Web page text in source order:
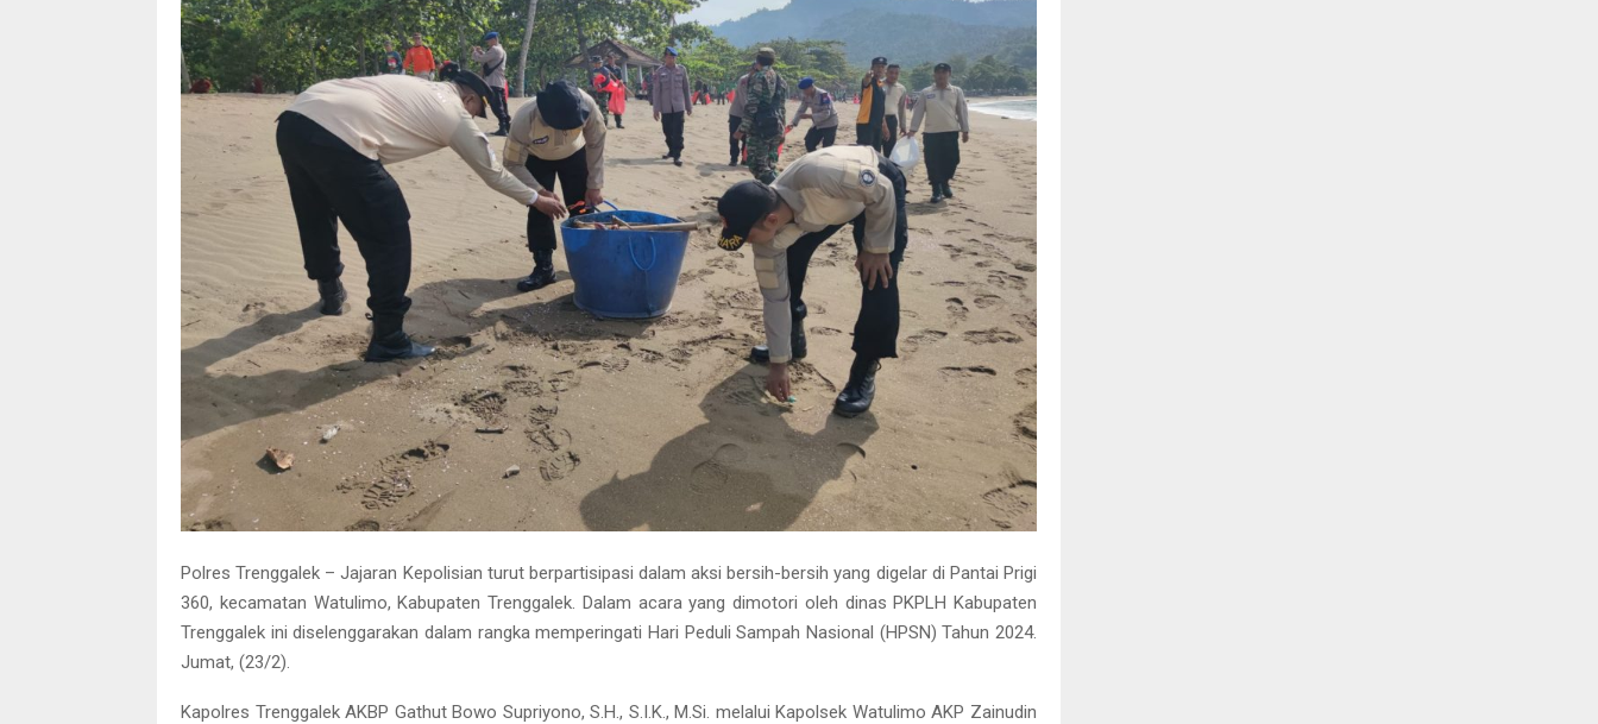
Polres Trenggalek – Jajaran Kepolisian turut berpartisipasi dalam aksi bersih-bersih yang digelar di Pantai Prigi
360, kecamatan Watulimo, Kabupaten Trenggalek. Dalam acara yang dimotori oleh dinas PKPLH Kabupaten
Trenggalek ini diselenggarakan dalam rangka memperingati Hari Peduli Sampah Nasional (HPSN) Tahun 2024.
Jumat, (23/2).
Kapolres Trenggalek AKBP Gathut Bowo Supriyono, S.H., S.I.K., M.Si. melalui Kapolsek Watulimo AKP Zainudin